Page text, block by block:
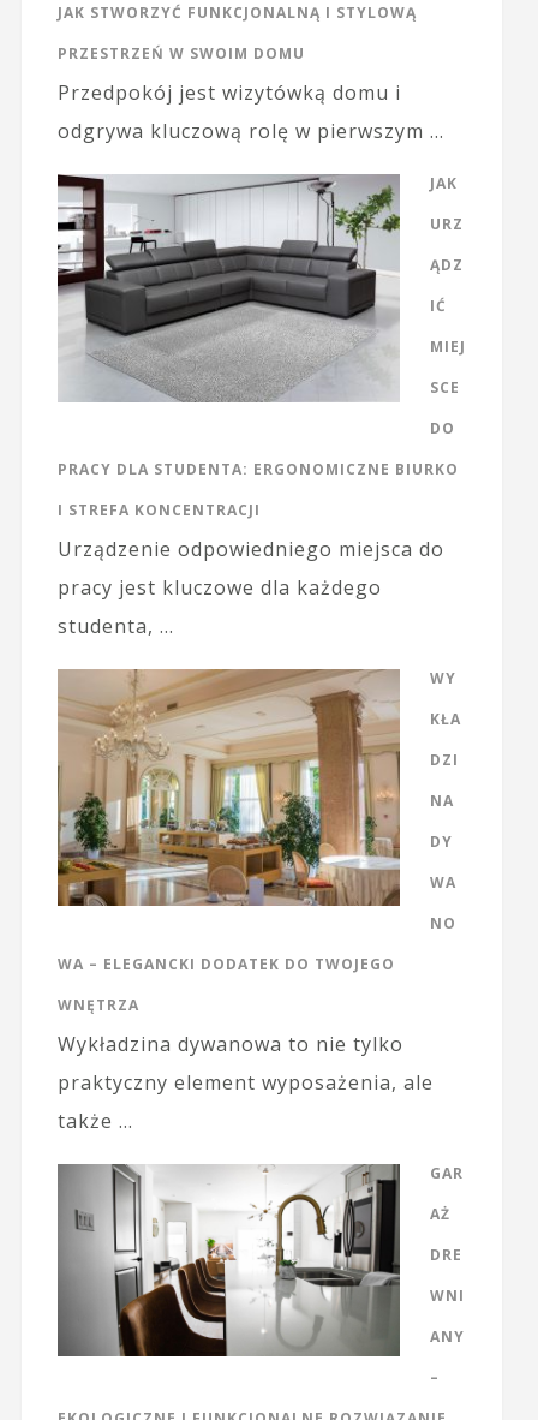
JAK STWORZYĆ FUNKCJONALNĄ I STYLOWĄ
PRZESTRZEŃ W SWOIM DOMU
Przedpokój jest wizytówką domu i
odgrywa kluczową rolę w pierwszym …
JAK
URZ
ĄDZ
IĆ
MIEJ
SCE
DO
PRACY DLA STUDENTA: ERGONOMICZNE BIURKO
I STREFA KONCENTRACJI
Urządzenie odpowiedniego miejsca do
pracy jest kluczowe dla każdego
studenta, …
WY
KŁA
DZI
NA
DY
WA
NO
WA – ELEGANCKI DODATEK DO TWOJEGO
WNĘTRZA
Wykładzina dywanowa to nie tylko
praktyczny element wyposażenia, ale
także …
GAR
AŻ
DRE
WNI
ANY
–